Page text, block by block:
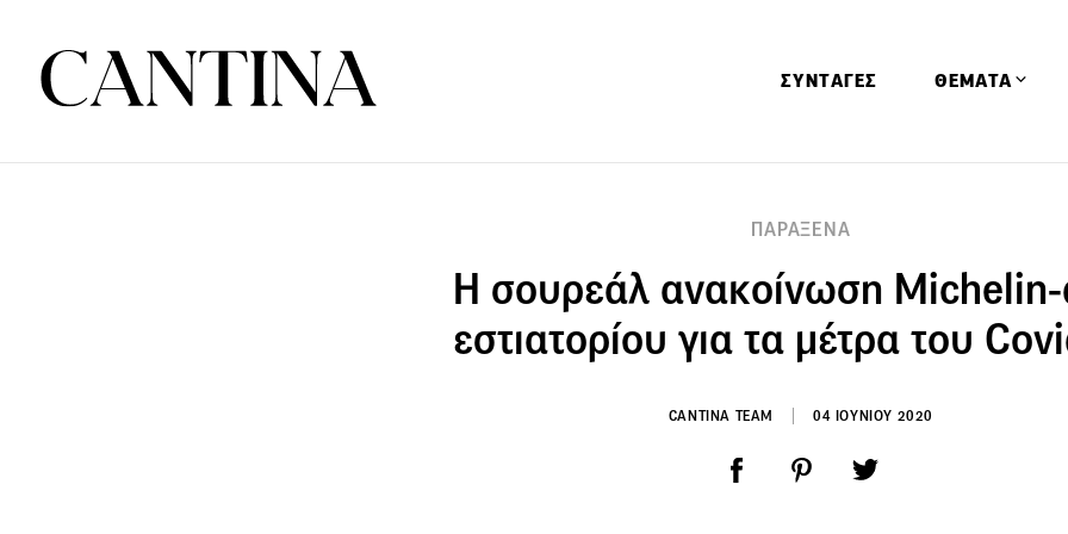
ΣΥΝΤΑΓΕΣ ΘΕΜΑΤΑ
Ειδήσεις
Έρευνες
ΠΑΡΑΞΕΝΑ
Η σουρεάλ ανακοίνωση
εστιατορίου για τα μέτρα του
CANTINA TEAM 04 ΙΟΥΝΙΟΥ 2020